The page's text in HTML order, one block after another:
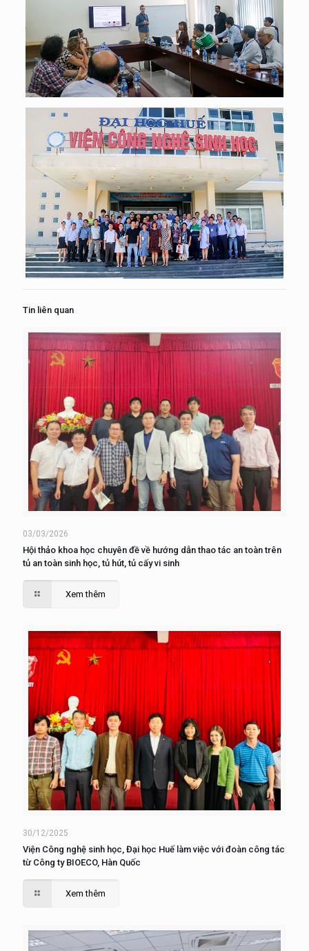
Tin liên quan
03/03/2026
Hội thảo khoa học chuyên đề về hướng dẫn thao tác an toàn trên
tủ an toàn sinh học, tủ hút, tủ cấy vi sinh
Xem thêm
30/12/2025
Viện Công nghệ sinh học, Đại học Huế làm việc với đoàn công tác
từ Công ty BIOECO, Hàn Quốc
Xem thêm